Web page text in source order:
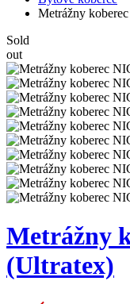
Metrážny
Sold
out
Metrážny
(Ultratex)